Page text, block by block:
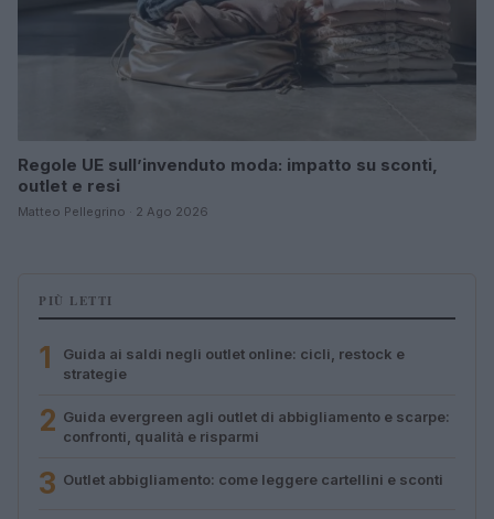
Regole UE sull’invenduto moda: impatto su sconti,
outlet e resi
Matteo Pellegrino · 2 Ago 2026
PIÙ LETTI
1
Guida ai saldi negli outlet online: cicli, restock e
strategie
2 Guida evergreen agli outlet di abbigliamento e scarpe:
confronti, qualità e risparmi
3 Outlet abbigliamento: come leggere cartellini e sconti